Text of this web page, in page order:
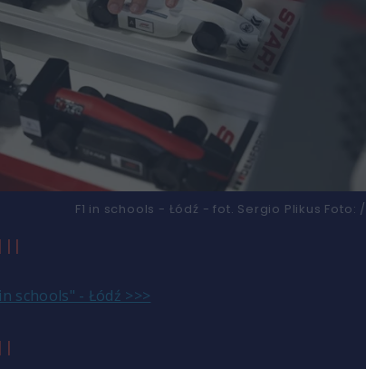
F1 in schools - Łódź - fot. Sergio Plikus Foto: /
schools" - Łódź >>>